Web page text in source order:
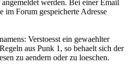
werden. Bei einer Email
im Forum gespeicherte Adresse
Verstoesst ein gewaehlter
aus Punk 1, so behaelt sich der
zu aendern oder zu loeschen.